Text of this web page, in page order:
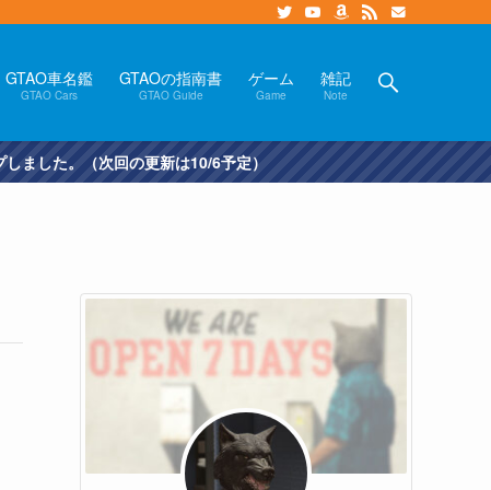
GTAO車名鑑
GTAO Cars
GTAOの指南書
GTAO Guide
ゲーム
Game
雑記
Note